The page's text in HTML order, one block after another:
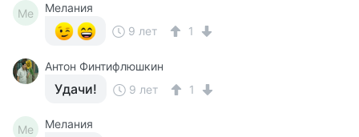
Ме
Мелания
9 лет
1
Антон Финтифлюшкин
Удачи! 9 лет 1
Ме Мелания